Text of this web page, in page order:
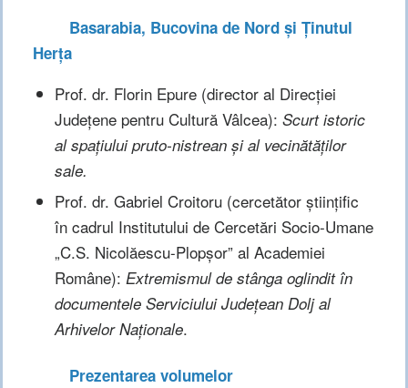
Basarabia, Bucovina de Nord și Ținutul
Herța
Prof. dr. Florin Epure (director al Direcției
Județene pentru Cultură Vâlcea):Scurt istoric
al spațiului pruto-nistrean și al vecinătăților
sale.
Prof. dr. Gabriel Croitoru (cercetător științific
în cadrul Institutului de Cercetări Socio-Umane
„C.S. Nicolăescu-Plopșor” al Academiei
Române):Extremismul de stânga oglindit în
documentele Serviciului Județean Dolj al
Arhivelor Naționale.
Prezentarea volumelor